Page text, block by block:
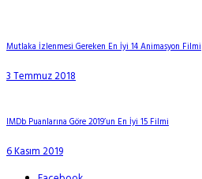
Mutlaka İzlenmesi Gereken En İyi 14 Animasyon Filmi
3 Temmuz 2018
IMDb Puanlarına Göre 2019’un En İyi 15 Filmi
6 Kasım 2019